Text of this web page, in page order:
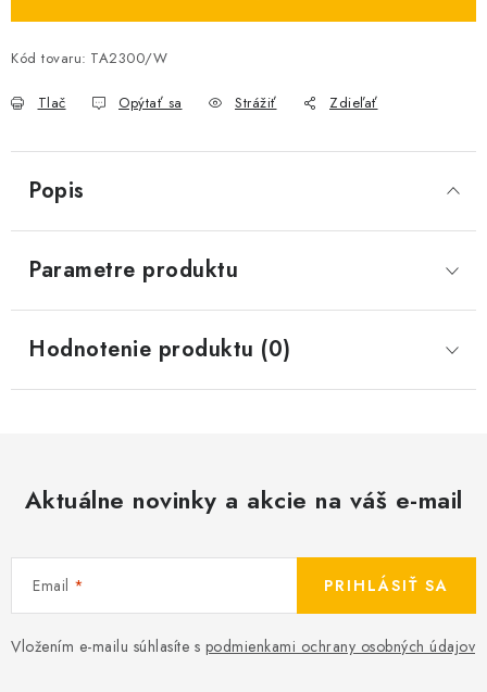
Kód tovaru: TA2300/W
Tlač Opýtať sa Strážiť Zdieľať
Popis
Parametre produktu
Hodnotenie produktu (0)
Aktuálne novinky a akcie na váš e-mail
Email
Vložením e-mailu súhlasíte s podmienkami ochrany osobných údajov
PRIHLÁSIŤ SA